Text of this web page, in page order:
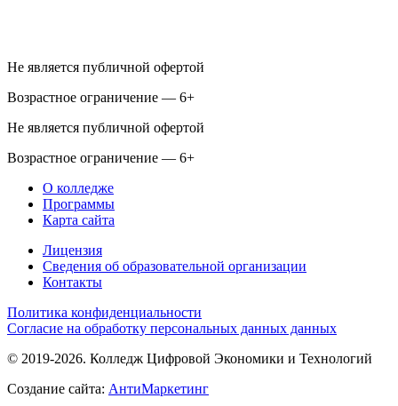
Не является публичной офертой
Возрастное ограничение — 6+
Не является публичной офертой
Возрастное ограничение — 6+
О колледже
Программы
Карта сайта
Лицензия
Сведения об образовательной организации
Контакты
Политика конфиденциальности
Согласие на обработку персональных данных данных
© 2019-2026. Колледж Цифровой Экономики и Технологий
Создание сайта: АнтиМаркетинг